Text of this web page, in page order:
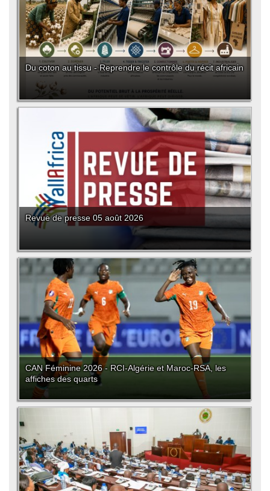
Du coton au tissu - Reprendre le contrôle du récit africain
Revue de presse 05 août 2026
CAN Féminine 2026 - RCI-Algérie et Maroc-RSA, les
affiches des quarts